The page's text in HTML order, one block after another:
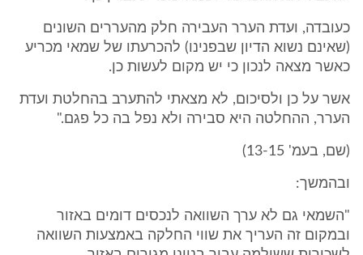
כעובדה, ועדת הערר העבירה חלק מהעררים השונים
(שאינם נשוא הדיון שבפנינו) להכרעתו של שמאי מכריע
כאשר מצאה לנכון כי יש מקום לעשות כן.
אשר על כן ולסיכום, לא מצאתי להתערב בהחלטת ועדת
הערר, ההחלטה היא סבירה ולא נפל בה כל פגם."
(שם, בעמ' 13-15)
ובהמשך:
"השמאי גם לא ערך השוואה לנכסים דומים באזור
ובמקום זה העריך את שווי החלקה באמצעות השוואה